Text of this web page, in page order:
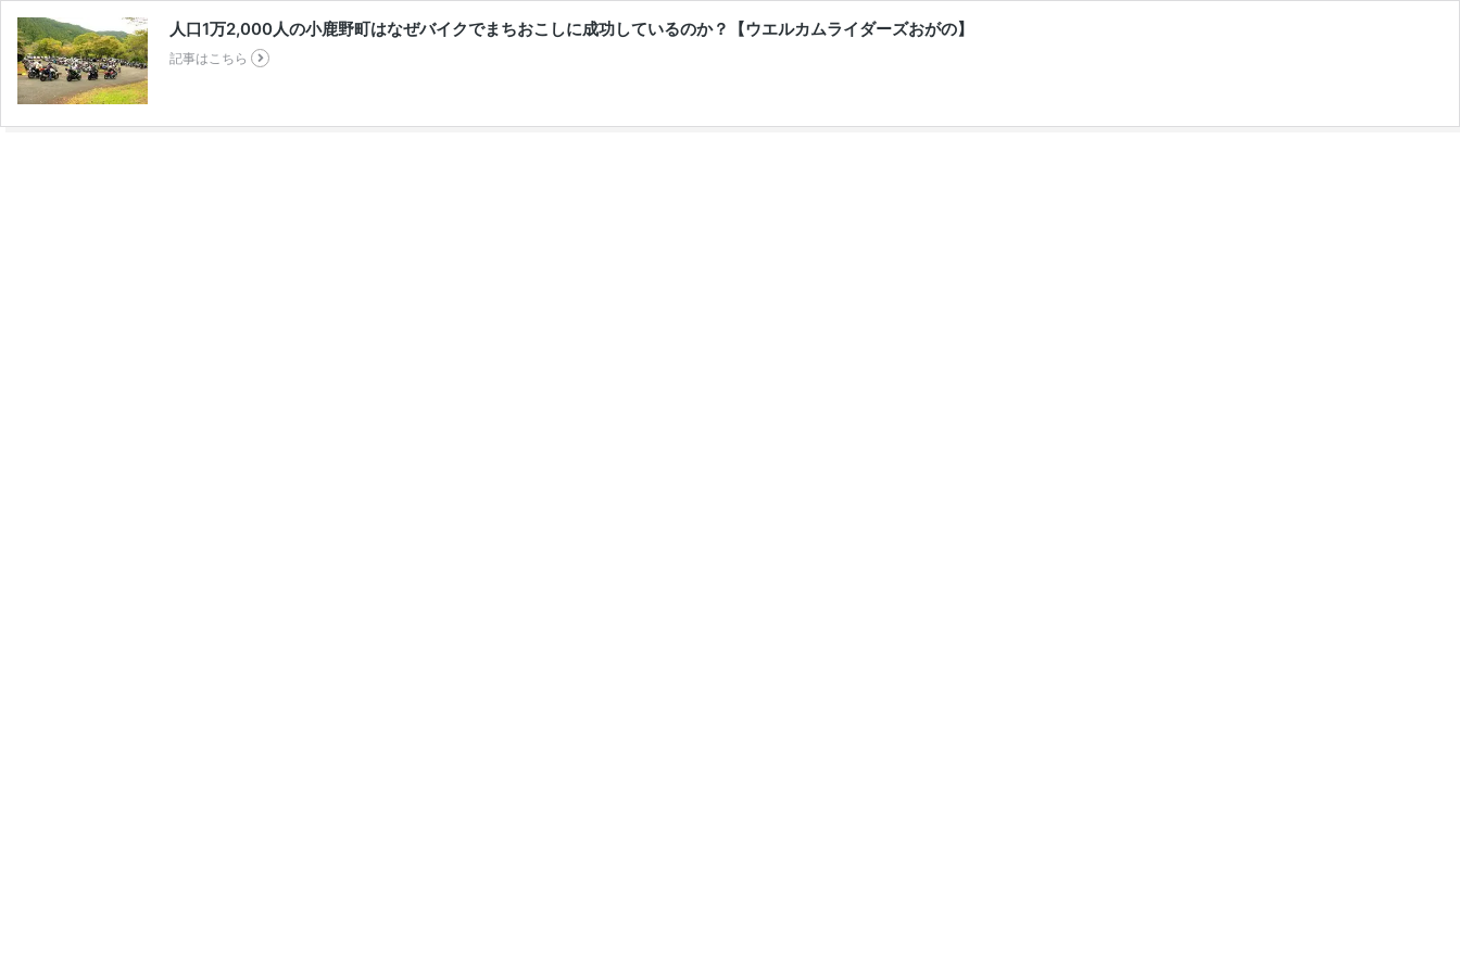
人口1万2,000人の小鹿野町はなぜバイクでまちおこしに成功しているのか？【ウエルカムライダーズおがの】
記事はこちら